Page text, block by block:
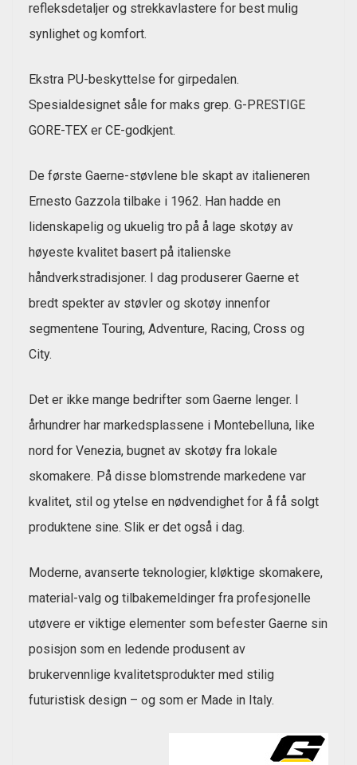
refleksdetaljer og strekkavlastere for best mulig
synlighet og komfort.
Ekstra PU-beskyttelse for girpedalen.
Spesialdesignet såle for maks grep. G-PRESTIGE
GORE-TEX er CE-godkjent.
De første Gaerne-støvlene ble skapt av italieneren
Ernesto Gazzola tilbake i 1962. Han hadde en
lidenskapelig og ukuelig tro på å lage skotøy av
høyeste kvalitet basert på italienske
håndverkstradisjoner. I dag produserer Gaerne et
bredt spekter av støvler og skotøy innenfor
segmentene Touring, Adventure, Racing, Cross og
City.
Det er ikke mange bedrifter som Gaerne lenger. I
århundrer har markedsplassene i Montebelluna, like
nord for Venezia, bugnet av skotøy fra lokale
skomakere. På disse blomstrende markedene var
kvalitet, stil og ytelse en nødvendighet for å få solgt
produktene sine. Slik er det også i dag.
Moderne, avanserte teknologier, kløktige skomakere,
material-valg og tilbakemeldinger fra profesjonelle
utøvere er viktige elementer som befester Gaerne sin
posisjon som en ledende produsent av
brukervennlige kvalitetsprodukter med stilig
futuristisk design – og som er Made in Italy.